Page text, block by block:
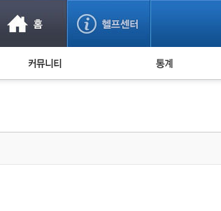
사기 예방했어요! 누적 피해사례 통계